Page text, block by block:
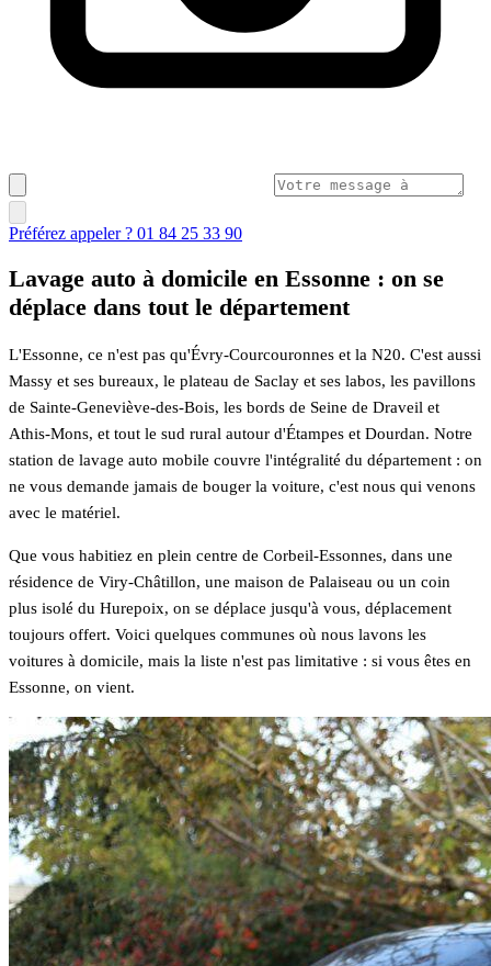
Préférez appeler ? 01 84 25 33 90
Lavage auto à domicile en Essonne : on se
déplace dans tout le département
L'Essonne, ce n'est pas qu'Évry-Courcouronnes et la N20. C'est aussi
Massy et ses bureaux, le plateau de Saclay et ses labos, les pavillons
de Sainte-Geneviève-des-Bois, les bords de Seine de Draveil et
Athis-Mons, et tout le sud rural autour d'Étampes et Dourdan. Notre
station de lavage auto mobile couvre l'intégralité du département : on
ne vous demande jamais de bouger la voiture, c'est nous qui venons
avec le matériel.
Que vous habitiez en plein centre de Corbeil-Essonnes, dans une
résidence de Viry-Châtillon, une maison de Palaiseau ou un coin
plus isolé du Hurepoix, on se déplace jusqu'à vous, déplacement
toujours offert. Voici quelques communes où nous lavons les
voitures à domicile, mais la liste n'est pas limitative : si vous êtes en
Essonne, on vient.